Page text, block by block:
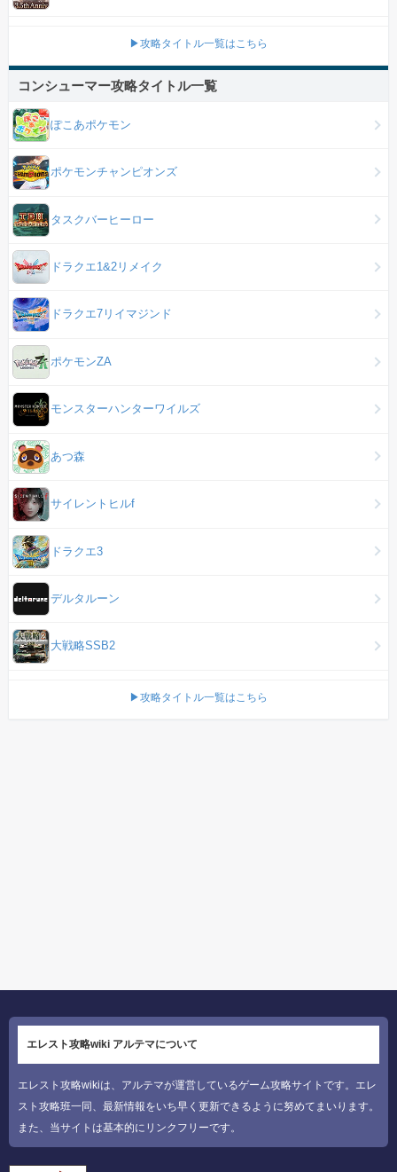
▶攻略タイトル一覧はこちら
コンシューマー攻略タイトル一覧
ぽこあポケモン
ポケモンチャンピオンズ
タスクバーヒーロー
ドラクエ1&2リメイク
ドラクエ7リイマジンド
ポケモンZA
モンスターハンターワイルズ
あつ森
サイレントヒルf
ドラクエ3
デルタルーン
大戦略SSB2
▶攻略タイトル一覧はこちら
エレスト攻略wiki アルテマについて
エレスト攻略wikiは、アルテマが運営しているゲーム攻略サイトです。エレ
スト攻略班一同、最新情報をいち早く更新できるように努めてまいります。
また、当サイトは基本的にリンクフリーです。